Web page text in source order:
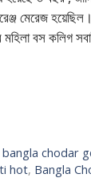
মেরেজ
বস কলিগ
bangla chodar
hot, Bangla